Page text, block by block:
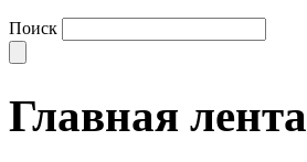
Поиск
Главная лента